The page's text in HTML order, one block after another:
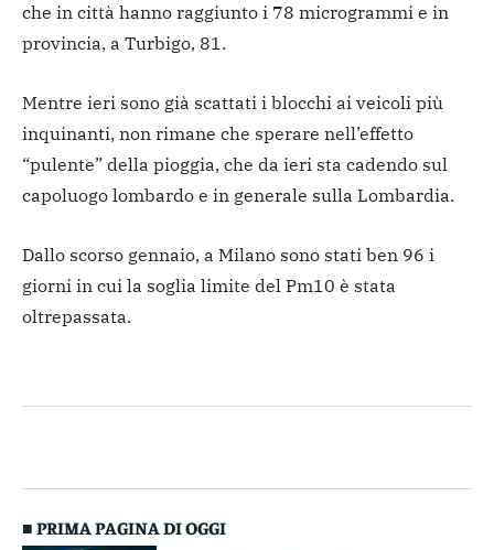
che in città hanno raggiunto i 78 microgrammi e in
provincia, a Turbigo, 81.
Mentre ieri sono già scattati i blocchi ai veicoli più
inquinanti, non rimane che sperare nell’effetto
“pulente” della pioggia, che da ieri sta cadendo sul
capoluogo lombardo e in generale sulla Lombardia.
Dallo scorso gennaio, a Milano sono stati ben 96 i
giorni in cui la soglia limite del Pm10 è stata
oltrepassata.
■ PRIMA PAGINA DI OGGI